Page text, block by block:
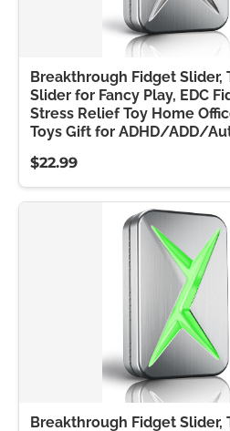
Breakthrough Fidget Slider,
Slider for Fancy Play, EDC
Stress Relief Toy Home
Toys Gift for ADHD/ADD/
$22.99
Breakthrough Fidget Slider,